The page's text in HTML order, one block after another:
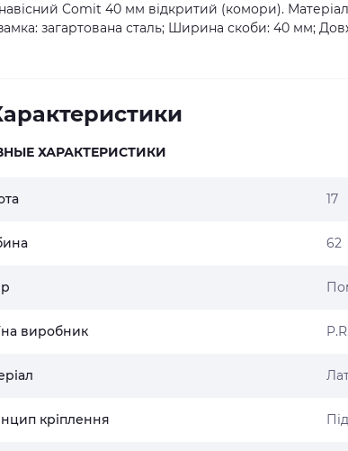
Comit 40 мм відкритий (комори).
загартована сталь; Ширина скоби: 40 мм;
ХАРАКТЕРИСТИКИ
17
62
виробник
кріплення